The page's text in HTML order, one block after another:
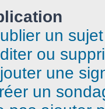
un
ou
une
un